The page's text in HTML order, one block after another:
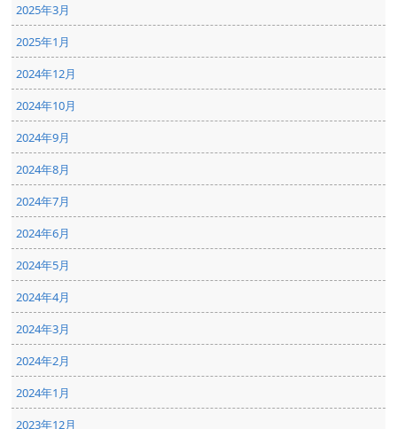
2025年3月
2025年1月
2024年12月
2024年10月
2024年9月
2024年8月
2024年7月
2024年6月
2024年5月
2024年4月
2024年3月
2024年2月
2024年1月
2023年12月